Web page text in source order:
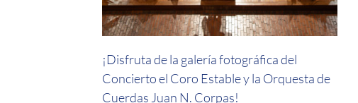
¡Disfruta de la galería fotográfica del
Concierto el Coro Estable y la Orquesta de
Cuerdas Juan N. Corpas!